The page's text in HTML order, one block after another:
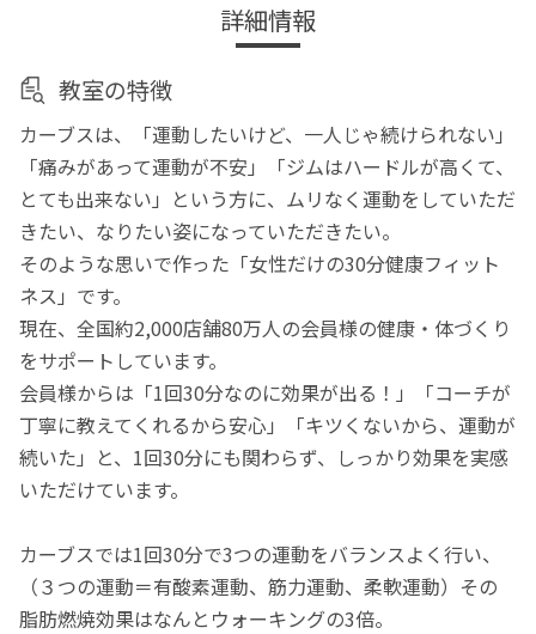
詳細情報
教室の特徴
カーブスは、「運動したいけど、一人じゃ続けられない」
「痛みがあって運動が不安」「ジムはハードルが高くて、
とても出来ない」という方に、ムリなく運動をしていただ
きたい、なりたい姿になっていただきたい。
そのような思いで作った「女性だけの30分健康フィット
ネス」です。
現在、全国約2,000店舗80万人の会員様の健康・体づくり
をサポートしています。
会員様からは「1回30分なのに効果が出る！」「コーチが
丁寧に教えてくれるから安心」「キツくないから、運動が
続いた」と、1回30分にも関わらず、しっかり効果を実感
いただけています。
カーブスでは1回30分で3つの運動をバランスよく行い、
（３つの運動＝有酸素運動、筋力運動、柔軟運動）その
脂肪燃焼効果はなんとウォーキングの3倍。